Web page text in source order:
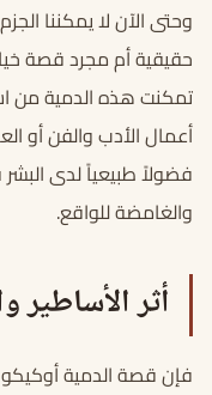
وحتى الآن لا يمكننا
حقيقية أم مجرد قصة
تمكنت هذه الدمية من
أعمال الأدب والفن أو
فضولاً طبيعياً لدى
والغامضة للواقع.
أثر الأساطير
فإن قصة الدمية أوكيكو